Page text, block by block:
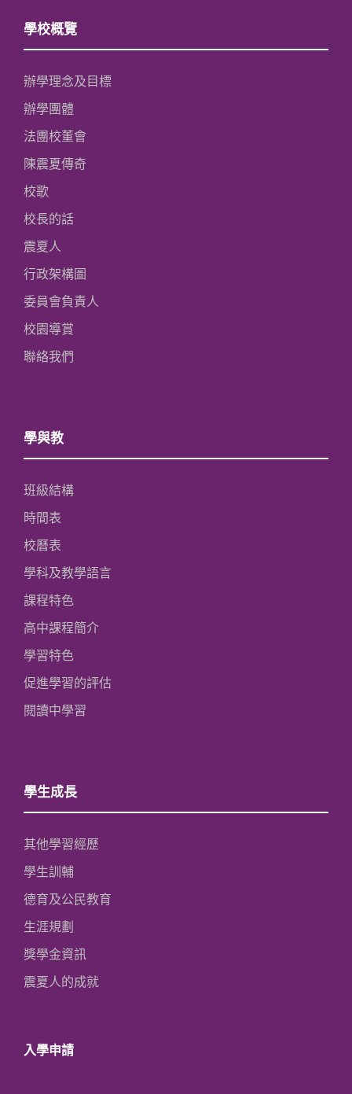
學校概覽
辦學理念及目標
辦學團體
法團校董會
陳震夏傳奇
校歌
校長的話
震夏人
行政架構圖
委員會負責人
校園導賞
聯絡我們
學與教
班級結構
時間表
校曆表
學科及教學語言
課程特色
高中課程簡介
學習特色
促進學習的評估
閱讀中學習
學生成長
其他學習經歷
學生訓輔
德育及公民教育
生涯規劃
獎學金資訊
震夏人的成就
入學申請